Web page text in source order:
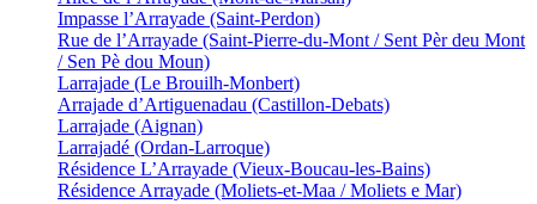
Impasse l’Arrayade (Saint-Perdon)
Rue de l’Arrayade (Saint-Pierre-du-Mont / Sent Pèr deu Mont
/ Sen Pè dou Moun)
Larrajade (Le Brouilh-Monbert)
Arrajade d’Artiguenadau (Castillon-Debats)
Larrajade (Aignan)
Larrajadé (Ordan-Larroque)
Résidence L’Arrayade (Vieux-Boucau-les-Bains)
Résidence Arrayade (Moliets-et-Maa / Moliets e Mar)